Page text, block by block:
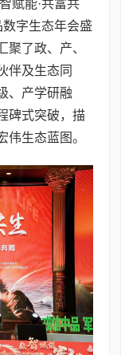
赋能·共富共
字生态年会盛
了政、产、
伴及生态同
、产学研融
碑式突破，描
生态蓝图。